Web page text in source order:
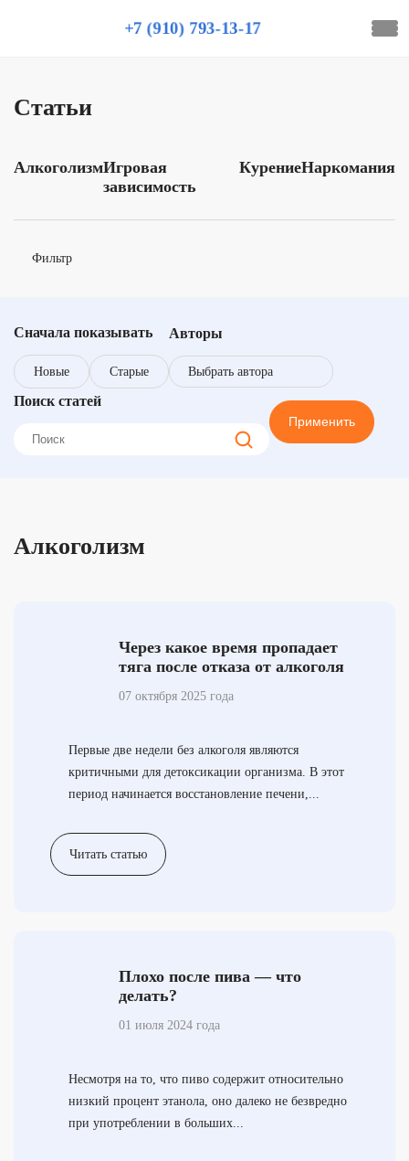
+7 (910) 793-13-17
Статьи
АлкоголизмИгровая
зависимость
КурениеНаркомания
Фильтр
Сначала показывать
Новые Старые
Авторы
Выбрать автора
Поиск статей
Применить
Алкоголизм
Через какое время пропадает
тяга после отказа от алкоголя
07 октября 2025 года
Первые две недели без алкоголя являются
критичными для детоксикации организма. В этот
период начинается восстановление печени,...
Читать статью
Плохо после пива — что
делать?
01 июля 2024 года
Несмотря на то, что пиво содержит относительно
низкий процент этанола, оно далеко не безвредно
при употреблении в больших...